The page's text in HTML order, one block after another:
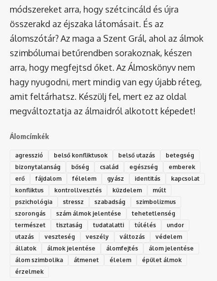
módszereket arra, hogy szétcincáld és újra
összerakd az éjszaka látomásait. És az
álomszótár? Az maga a Szent Grál, ahol az álmok
szimbólumai betűrendben sorakoznak, készen
arra, hogy megfejtsd őket. Az Álmoskönyv nem
hagy nyugodni, mert mindig van egy újabb réteg,
amit feltárhatsz. Készülj fel, mert ez az oldal
megváltoztatja az álmaidról alkotott képedet!
Álomcímkék
agresszió belső konfliktusok belső utazás
betegség
bizonytalanság
bőség család egészség
emberek
erő
fájdalom félelem gyász identitás
kapcsolat
konfliktus
kontrollvesztés küzdelem
múlt
pszichológia
stressz szabadság
szimbolizmus
szorongás
szám álmok jelentése
tehetetlenség
természet
tisztaság tudatalatti túlélés
undor
utazás
veszteség veszély változás
védelem
állatok
álmok jelentése álomfejtés
álom jelentése
álom szimbolika
átmenet élelem
épület álmok
érzelmek